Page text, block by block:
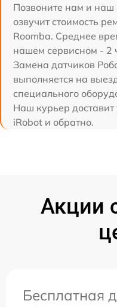
Позвоните нам и наш
озвучит стоимость
Roomba. Среднее
нашем сервисном - 2
Замена датчиков
выполняется на
специального
Наш курьер доставит
iRobot и обратно.
Акции
Бесплатная